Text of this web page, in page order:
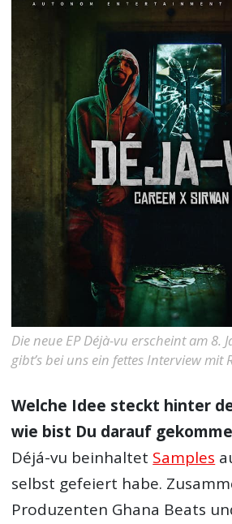
Die neue EP Déjà-vu erscheint am 8.
gibt’s bei uns ein fettes Interview mit
Welche Idee steckt hinter
wie bist Du darauf
Déjá-vu beinhaltet Samples
selbst gefeiert habe.
Produzenten Ghana Beats